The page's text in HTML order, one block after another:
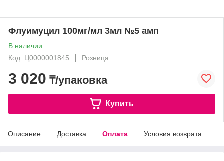
Флуимуцил 100мг/мл 3мл №5 амп
В наличии
Код: Ц0000001845
Розница
3 020 ₸/упаковка
Купить
Описание Доставка Оплата Условия возврата